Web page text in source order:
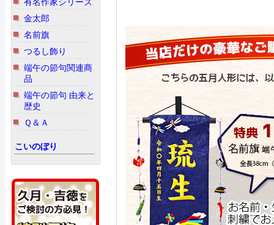
金太郎
名前旗
つるし飾り
端午の節句関連商
品
端午の節句 由来と
歴史
Ｑ＆Ａ
こいのぼり